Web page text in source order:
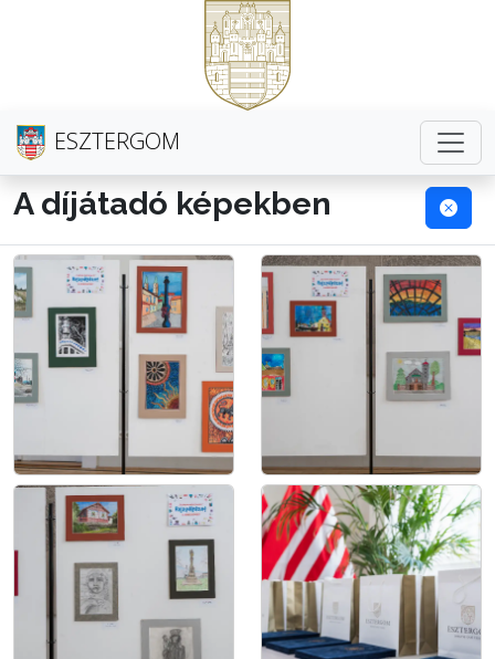
ESZTERGOM
A díjátadó képekben